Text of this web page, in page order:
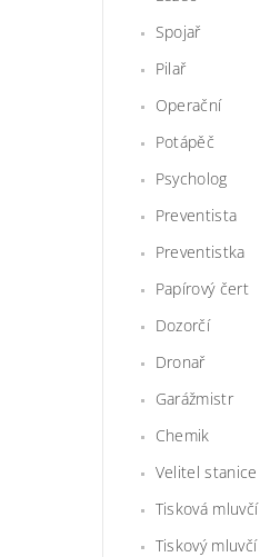
Spojař
Pilař
Operační
Potápěč
Psycholog
Preventista
Preventistka
Papírový čert
Dozorčí
Dronař
Garážmistr
Chemik
Velitel stanice
Tisková mluvčí
Tiskový mluvčí